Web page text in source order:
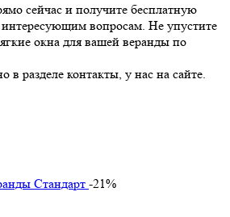
сейчас и получите бесплатную
вопросам. Не упустите
окна для вашей веранды по
в разделе контакты, у нас на сайте.
-21%